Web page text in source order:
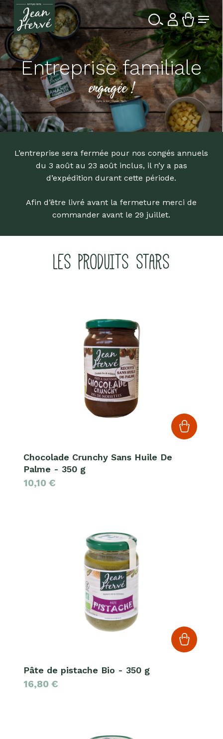
Passer
au
contenu
principalRecherche
de
produits
Menu
Entreprise familiale
engagée !
dans la Bio depuis 1976
L’entreprise sera fermée pour nos congés annuels
du 3 août au 23 août inclus, il n’y a pas
d’expédition durant cette période.
Afin d’être livré avant la fermeture merci de
commander avant le 29 juillet.
LES PRODUITS STARS
Chocolade Crunchy Sans Huile De
Palme - 350 g
10,10 €
Pâte de pistache Bio - 350 g
16,80 €
le
menu